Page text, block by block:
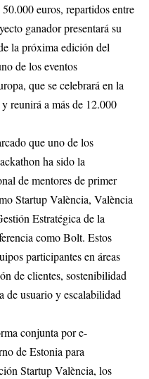
euros, repartidos entre
ganador presentará su
la próxima edición del
de los eventos
que se celebrará en la
reunirá a más de 12.000
que uno de los
ha sido la
de mentores de primer
Startup València, València
Estratégica de la
como Bolt. Estos
participantes en áreas
de clientes, sostenibilidad
de usuario y escalabilidad
conjunta por e-
de Estonia para
Startup València, los